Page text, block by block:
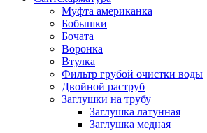
Муфта американка
Бобышки
Бочата
Воронка
Втулка
Фильтр грубой очистки воды
Двойной раструб
Заглушки на трубу
Заглушка латунная
Заглушка медная